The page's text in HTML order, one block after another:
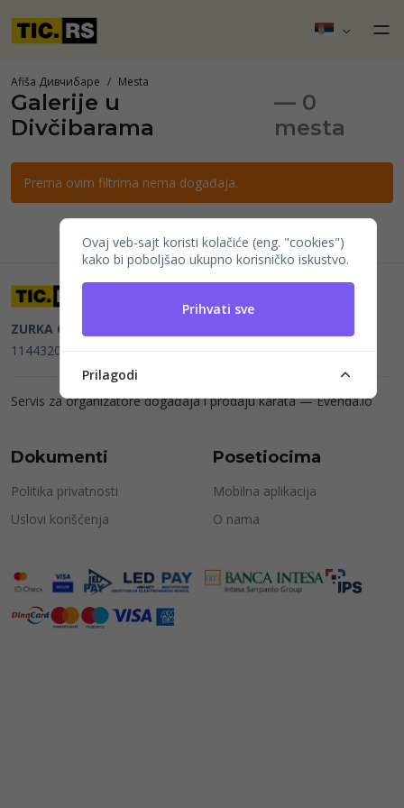
Afiša Дивчибаре Mesta
Galerije u
Divčibarama
— 0
mesta
Prema ovim filtrima nema događaja.
ZURKA CE BITI DOO
114432064, MB 22023195,mail@tic.rs, +381 63 173 3142
Servis za organizatore događaja i prodaju karata —Evenda.io
Dokumenti
Politika privatnosti
Uslovi korišćenja
Posetiocima
Mobilna aplikacija
O nama
Ovaj veb-sajt koristi kolačiće (eng. "cookies")
kako bi poboljšao ukupno korisničko iskustvo.
Prihvati sve
Prilagodi